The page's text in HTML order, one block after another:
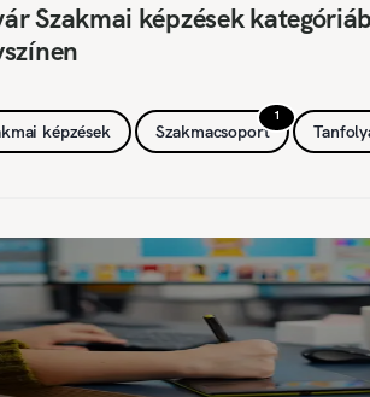
Szakmai képzések
képzések
1
Szakmacsoport